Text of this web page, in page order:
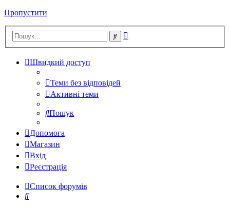
Пропустити
Пошук
Швидкий доступ
Теми без відповідей
Активні теми
Пошук
Допомога
Магазин
Вхід
Реєстрація
Список форумів
Пошук